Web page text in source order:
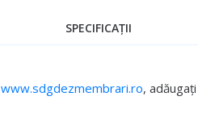
www.sdgdezmembrari.ro,
SPECIFICAȚII